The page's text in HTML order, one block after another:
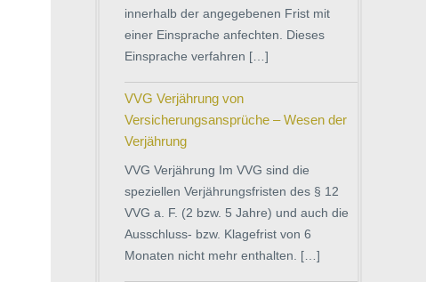
innerhalb der angegebenen Frist mit
einer Einsprache anfechten. Dieses
Einsprache verfahren […]
VVG Verjährung von
Versicherungsansprüche – Wesen der
Verjährung
VVG Verjährung Im VVG sind die
speziellen Verjährungsfristen des § 12
VVG a. F. (2 bzw. 5 Jahre) und auch die
Ausschluss- bzw. Klagefrist von 6
Monaten nicht mehr enthalten. […]